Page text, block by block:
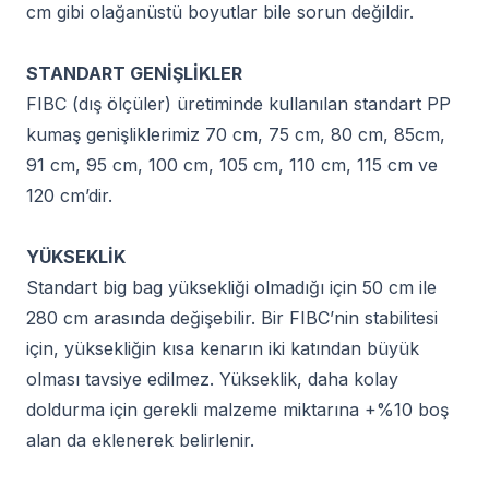
cm gibi olağanüstü boyutlar bile sorun değildir.
STANDART GENİŞLİKLER
FIBC (dış ölçüler) üretiminde kullanılan standart PP
kumaş genişliklerimiz 70 cm, 75 cm, 80 cm, 85cm,
91 cm, 95 cm, 100 cm, 105 cm, 110 cm, 115 cm ve
120 cm’dir.
YÜKSEKLİK
Standart big bag yüksekliği olmadığı için 50 cm ile
280 cm arasında değişebilir. Bir FIBC’nin stabilitesi
için, yüksekliğin kısa kenarın iki katından büyük
olması tavsiye edilmez. Yükseklik, daha kolay
doldurma için gerekli malzeme miktarına +%10 boş
alan da eklenerek belirlenir.